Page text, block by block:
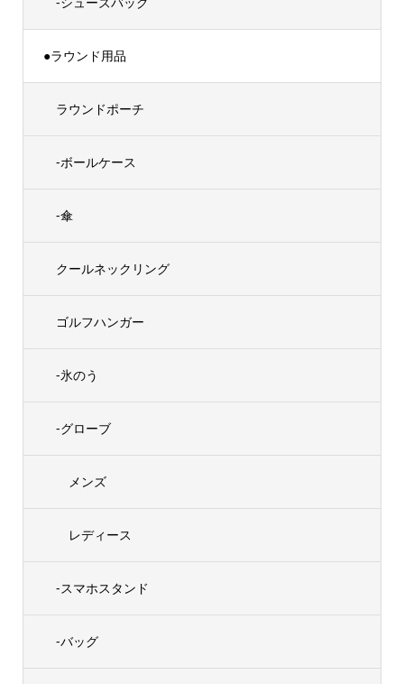
●ラウンド用品
ラウンドポーチ
-ボールケース
-傘
クールネックリング
ゴルフハンガー
-氷のう
-グローブ
メンズ
レディース
-スマホスタンド
-バッグ